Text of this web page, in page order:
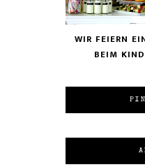
WIR FEIERN
BEIM